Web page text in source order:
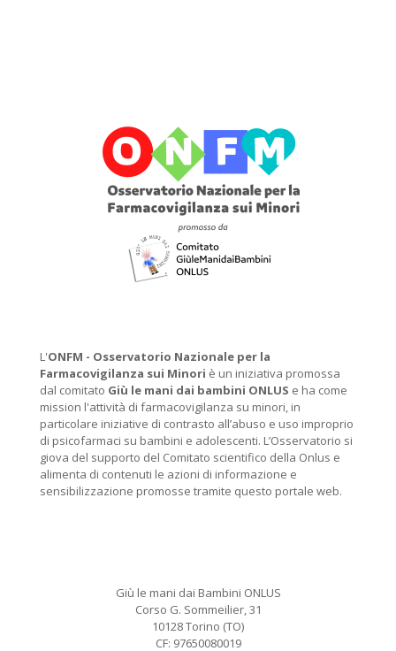
L'ONFM - Osservatorio Nazionale per la
Farmacovigilanza sui Minori è un iniziativa promossa
dal comitato Giù le mani dai bambini ONLUS e ha come
mission l'attività di farmacovigilanza su minori, in
particolare iniziative di contrasto all’abuso e uso improprio
di psicofarmaci su bambini e adolescenti. L’Osservatorio si
giova del supporto del Comitato scientifico della Onlus e
alimenta di contenuti le azioni di informazione e
sensibilizzazione promosse tramite questo portale web.
Giù le mani dai Bambini ONLUS
Corso G. Sommeilier, 31
10128 Torino (TO)
CF: 97650080019